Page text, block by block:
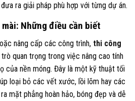
ra giải pháp phù hợp với từng dự án.
Những điều cần biết
nâng cấp các công trình, thi công
quan trọng trong việc nâng cao tính
của nền móng. Đây là một kỹ thuật tối
loại bỏ các vết xước, lồi lõm hay các
mặt phẳng hoàn hảo, bóng đẹp và dễ